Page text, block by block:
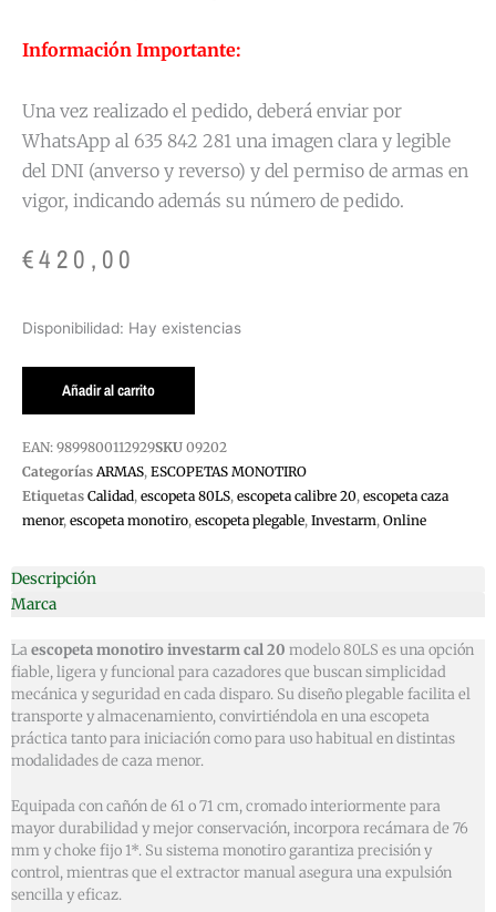
Información Importante:
Una vez realizado el pedido, deberá enviar por
WhatsApp al 635 842 281 una imagen clara y legible
del DNI (anverso y reverso) y del permiso de armas en
vigor, indicando además su número de pedido.
€420,00
Disponibilidad: Hay existencias
ESCOPETA
CAL.20
Añadir al carrito
EAN: 9899800112929SKU 09202
Categorías ARMAS, ESCOPETAS MONOTIRO
Etiquetas Calidad, escopeta 80LS, escopeta calibre 20, escopeta caza
menor, escopeta monotiro, escopeta plegable, Investarm, Online
Descripción
Marca
Laescopeta monotiro investarm cal 20 modelo 80LS es una opción
fiable, ligera y funcional para cazadores que buscan simplicidad
mecánica y seguridad en cada disparo. Su diseño plegable facilita el
transporte y almacenamiento, convirtiéndola en una escopeta
práctica tanto para iniciación como para uso habitual en distintas
modalidades de caza menor.
Equipada con cañón de 61 o 71 cm, cromado interiormente para
mayor durabilidad y mejor conservación, incorpora recámara de 76
mm y choke fijo 1*. Su sistema monotiro garantiza precisión y
control, mientras que el extractor manual asegura una expulsión
sencilla y eficaz.